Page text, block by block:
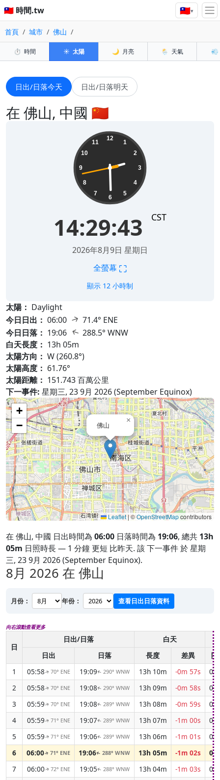
🇹🇼 時間.tw 🇹🇼▾
首頁 城市 佛山
⏱️ 時間 ☀️ 太陽 🌙 月亮 🌦️ 天氣 💨
日出/日落今天 日出/日落明天
在 佛山, 中國 🇨🇳
12
1
2
3
4
5
6
7
8
9
10
11
14:29:45 CST
2026年8月9日 星期日
全螢幕 ⛶
顯示 12 小時制
太陽： Daylight
今日日出： 06:00 ↑ 71.4° ENE
今日日落： 19:06 ↑ 288.5° WNW
白天長度： 13h 05m
太陽方向： W (260.8°)
太陽高度： 61.76°
太陽距離： 151.743 百萬公里
下一事件: 星期三, 23 9月 2026 (September Equinox)
佛山
×
+
−
Leaflet |©OpenStreetMapcontributors
在 佛山, 中國 日出時間為 06:00 日落時間為 19:06, 總共 13h
05m 日照時長 — 1 分鐘 更短 比昨天. 該 下一事件 於 星期
三, 23 9月 2026 (September Equinox).
8月 2026 在 佛山
月份： 年份： 查看日出日落資料
向右滾動查看更多
日
日出/日落 白天
日出
日落 長度 差異
開
1
05:58↑ 70° ENE 19:09↑ 290° WNW 13h 10m -0m 57s
2
05:58↑ 70° ENE 19:08↑ 290° WNW 13h 09m -0m 58s
3
05:59↑ 70° ENE 19:08↑ 289° WNW 13h 08m -0m 59s
4
05:59↑ 71° ENE 19:07↑ 289° WNW 13h 07m -1m 00s
5
05:59↑ 71° ENE 19:06↑ 289° WNW 13h 06m -1m 01s
6
06:00↑71° ENE 19:06↑288° WNW 13h 05m -1m 02s
7
06:00↑ 72° ENE 19:05↑ 288° WNW 13h 04m -1m 03s